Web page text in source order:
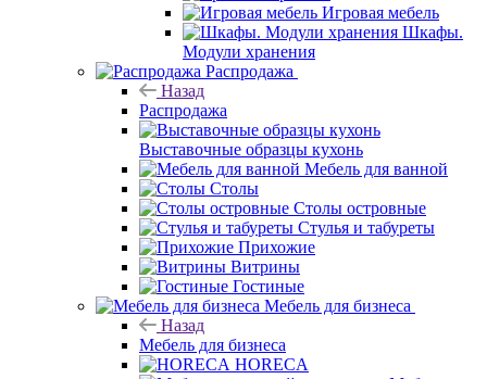
Игровая мебель
Шкафы.
Модули хранения
Распродажа
Назад
Распродажа
Выставочные образцы кухонь
Мебель для ванной
Столы
Столы островные
Стулья и табуреты
Прихожие
Витрины
Гостиные
Мебель для бизнеса
Назад
Мебель для бизнеса
HORECA